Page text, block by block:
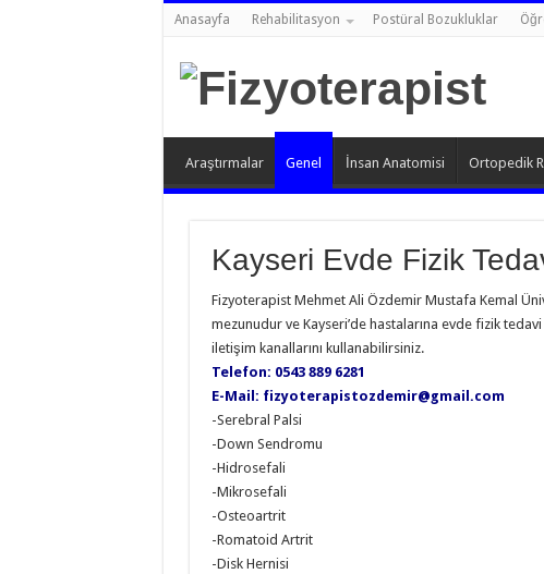
Anasayfa Rehabilitasyon Postüral Bozukluklar
Araştırmalar Genel İnsan Anatomisi Ortopedik
Kayseri Evde Fizik
Fizyoterapist Mehmet Ali Özdemir Mustafa Kemal
mezunudur ve Kayseri’de hastalarına evde fizik
iletişim kanallarını kullanabilirsiniz.
Telefon: 0543 889 6281
E-Mail: fizyoterapistozdemir@gmail.com
-Serebral Palsi
-Down Sendromu
-Hidrosefali
-Mikrosefali
-Osteoartrit
-Romatoid Artrit
-Disk Hernisi